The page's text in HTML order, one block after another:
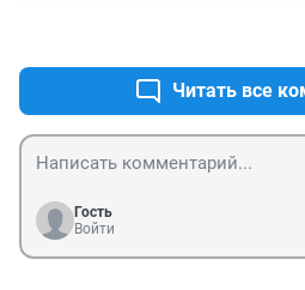
сочинять стихи. Слушайте, что
ночью при колеблющемся
лампы: «Я помню чудное
явилась ты, как мимолетное
чистой красоты». Правда,
только на рассвете, когда
строки, я вспомнил, что этот
Пушкин. Такой удар со
Читать все
Гость
Войти